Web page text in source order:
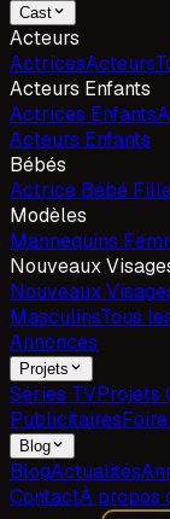
Cast
Acteurs
ActricesActeurs
Acteurs Enfants
Actrices Enfants
Acteurs Enfants
Bébés
Actrice Bébé
Modèles
Mannequins
Nouveaux
Nouveaux
MasculinsTous
Annonces
Projets
Séries TVProjets
Publicitaires
Blog
BlogActualités
ContactÀ propos